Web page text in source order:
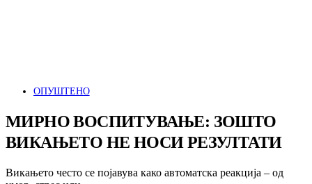
ОПУШТЕНО
МИРНО ВОСПИТУВАЊЕ: ЗОШТО
ВИКАЊЕТО НЕ НОСИ РЕЗУЛТАТИ
Викањето често се појавува како автоматска реакција – од